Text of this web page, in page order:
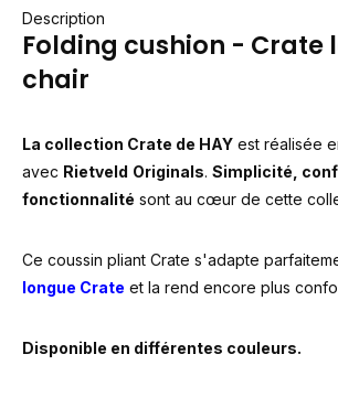
Description
Folding cushion - Crate
chair
La collection Crate de HAY est réalisée
avec Rietveld Originals. Simplicité,
fonctionnalité sont au cœur de cette
Ce coussin pliant Crate s'adapte
longue Crate et la rend encore plus
Disponible en différentes couleurs.